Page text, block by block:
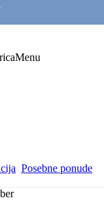
Menu
Posebne ponude